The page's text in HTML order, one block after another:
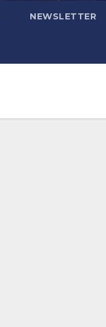
NEWSLETTER